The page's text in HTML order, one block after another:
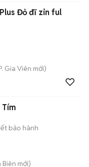
Đỏ đĩ zin ful
Gia Viên mới)
bảo hành
Biên mới)